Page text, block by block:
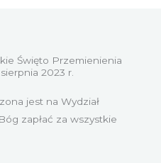
Święto Przemienienia
2023 r.
jest na Wydział
zapłać za wszystkie